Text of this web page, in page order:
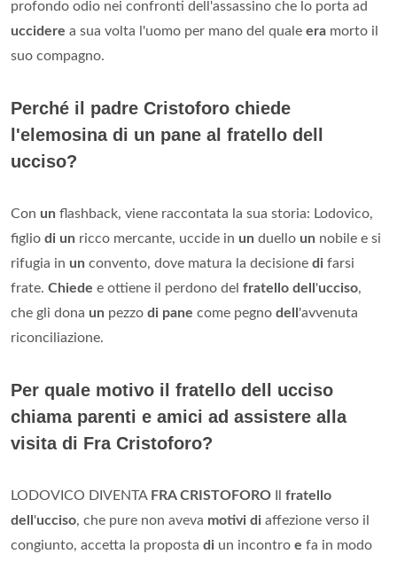
profondo odio nei confronti dell'assassino che lo porta ad
uccidere a sua volta l'uomo per mano del quale era morto il
suo compagno.
Perché il padre Cristoforo chiede
l'elemosina di un pane al fratello dell
ucciso?
Con un flashback, viene raccontata la sua storia: Lodovico,
figlio di un ricco mercante, uccide in un duello un nobile e si
rifugia in un convento, dove matura la decisione di farsi
frate. Chiede e ottiene il perdono del fratello dell 'ucciso,
che gli dona un pezzo di pane come pegno dell 'avvenuta
riconciliazione.
Per quale motivo il fratello dell ucciso
chiama parenti e amici ad assistere alla
visita di Fra Cristoforo?
LODOVICO DIVENTA FRA CRISTOFORO
fratello
dell 'ucciso, che pure non aveva motivi di affezione verso il
congiunto, accetta la proposta di un incontro e fa in modo